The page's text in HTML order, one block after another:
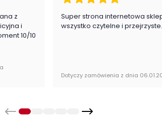
z
i
10/10
Super strona internetowa
wszystko czytelne i przejrzyste.
Dotyczy zamówienia z dnia